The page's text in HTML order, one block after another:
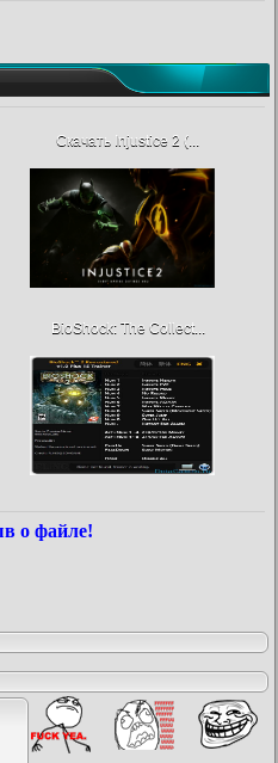
Скачать Injustice 2 (...
BioShock: The Collect...
о файле!